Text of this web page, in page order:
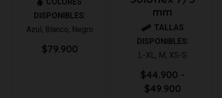
DISPONIBLES:
Azul, Blanco, Negro
$79.900
mm
TALLAS
DISPONIBLES:
L-XL, M, XS-S
$44.900 -
$49.900